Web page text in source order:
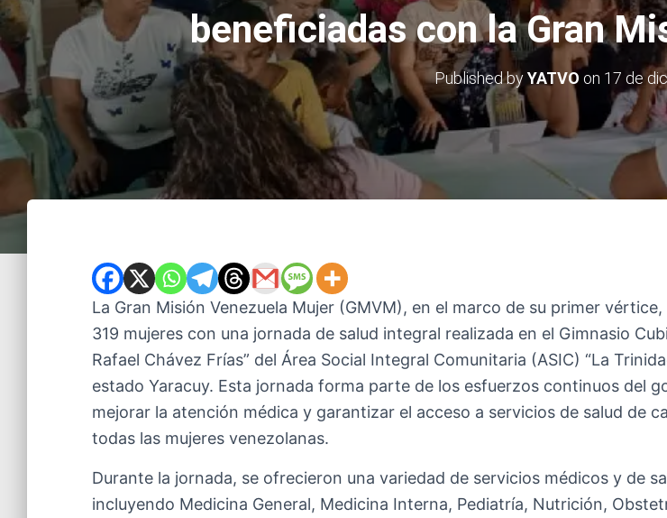
beneficiadas con la Gran
Published byYATVO on 17 de
La Gran Misión Venezuela Mujer (GMVM), en el marco de su primer
319 mujeres con una jornada de salud integral realizada en el Gimnasio
Rafael Chávez Frías” del Área Social Integral Comunitaria (ASIC) “La
estado Yaracuy. Esta jornada forma parte de los esfuerzos continuos del
mejorar la atención médica y garantizar el acceso a servicios de salud de
todas las mujeres venezolanas.
Durante la jornada, se ofrecieron una variedad de servicios médicos y de
incluyendo Medicina General, Medicina Interna, Pediatría, Nutrición,